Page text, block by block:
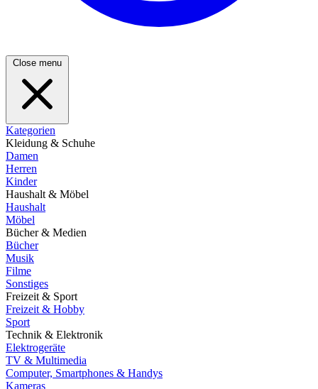
Close menu
Kategorien
Kleidung & Schuhe
Damen
Herren
Kinder
Haushalt & Möbel
Haushalt
Möbel
Bücher & Medien
Bücher
Musik
Filme
Sonstiges
Freizeit & Sport
Freizeit & Hobby
Sport
Technik & Elektronik
Elektrogeräte
TV & Multimedia
Computer, Smartphones & Handys
Kameras